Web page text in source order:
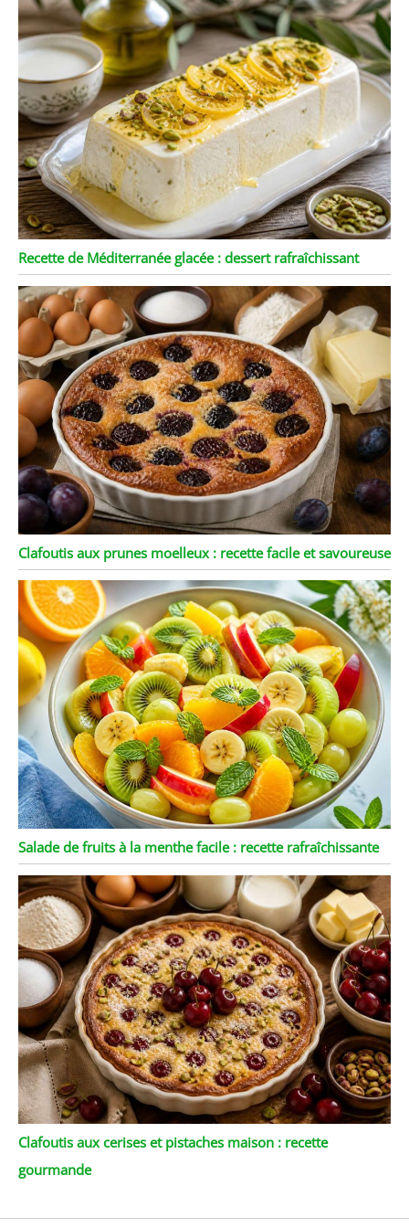
Recette de Méditerranée glacée : dessert rafraîchissant
Clafoutis aux prunes moelleux : recette facile et savoureuse
Salade de fruits à la menthe facile : recette rafraîchissante
Clafoutis aux cerises et pistaches maison : recette
gourmande